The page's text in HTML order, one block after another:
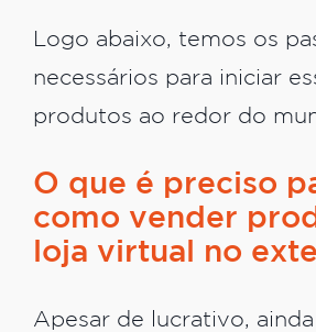
Logo abaixo, temos os
necessários para iniciar
produtos ao redor do
O que é preciso
como vender
loja virtual no
Apesar de lucrativo,